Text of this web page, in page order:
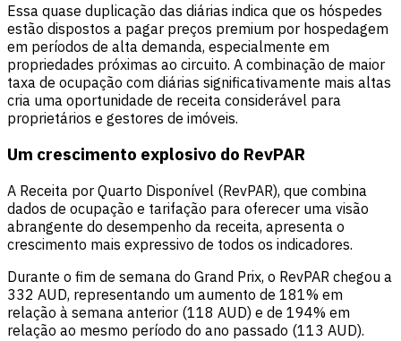
Essa quase duplicação das diárias indica que os hóspedes
estão dispostos a pagar preços premium por hospedagem
em períodos de alta demanda, especialmente em
propriedades próximas ao circuito. A combinação de maior
taxa de ocupação com diárias significativamente mais altas
cria uma oportunidade de receita considerável para
proprietários e gestores de imóveis.
Um crescimento explosivo do RevPAR
A Receita por Quarto Disponível (RevPAR), que combina
dados de ocupação e tarifação para oferecer uma visão
abrangente do desempenho da receita, apresenta o
crescimento mais expressivo de todos os indicadores.
Durante o fim de semana do Grand Prix, o RevPAR chegou a
332 AUD, representando um aumento de 181% em
relação à semana anterior (118 AUD) e de 194% em
relação ao mesmo período do ano passado (113 AUD).